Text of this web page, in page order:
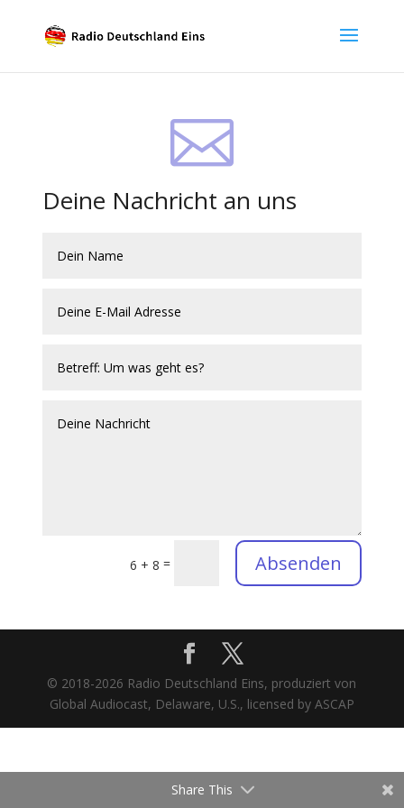

Deine Nachricht an uns
6 + 8 = Absenden
© 2018-2026 Radio Deutschland Eins, produziert von
Global Audiocast, Delaware, U.S., licensed by ASCAP
Share This